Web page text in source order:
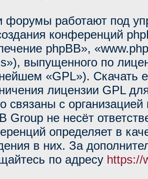
работают под
конференций
phpBB»,
выпущенного по
«GPL»). Скачать
лицензии GPL
связаны с
Group не несёт
определяет в
в них. За
по адресу https://